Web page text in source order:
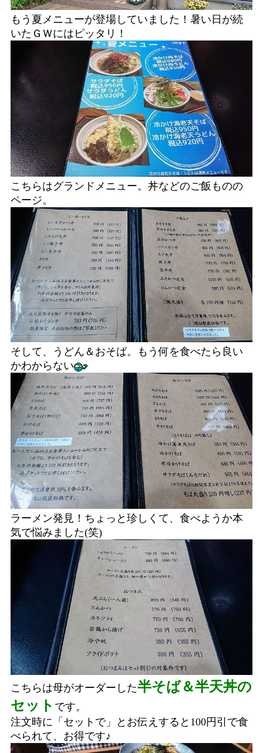
もう夏メニューが登場していました！暑い日が続
いたＧＷにはピッタリ！
こちらはグランドメニュー。丼などのご飯ものの
ページ。
そして、うどん＆おそば。もう何を食べたら良い
かわからない
ラーメン発見！ちょっと珍しくて、食べようか本
気で悩みました(笑)
こちらは母がオーダーした半そば＆半天丼の
セット です。
注文時に「セットで」とお伝えすると100円引で食
べられて、お得です♪